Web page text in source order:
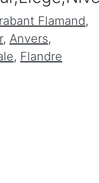
Flamand,
, Anvers,
, Flandre